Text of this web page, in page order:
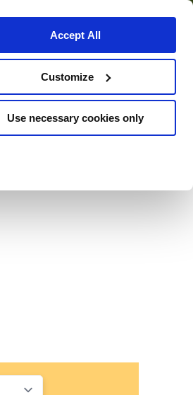
Accept All
Customize
Use necessary cookies only